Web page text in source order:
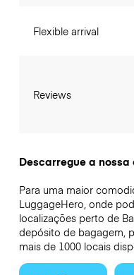
Flexible arrival
Reviews
Descarregue a
Para uma maior
LuggageHero, onde
localizações perto de
depósito de bagagem,
mais de 1000 locais